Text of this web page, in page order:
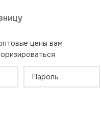
цены вам